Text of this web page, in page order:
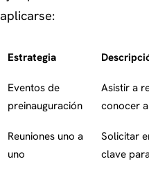
aplicarse:
Estrategia
Eventos de
preinauguración
Asistir a
conocer
Reuniones uno a
uno
Solicitar
clave